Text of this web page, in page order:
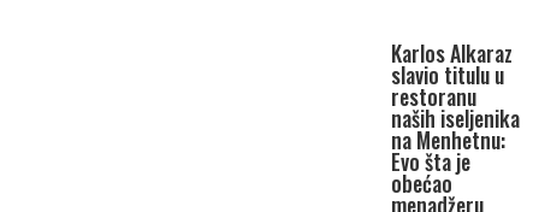
Karlos Alkaraz
slavio titulu u
restoranu
naših iseljenika
na Menhetnu:
Evo šta je
obećao
menadžeru